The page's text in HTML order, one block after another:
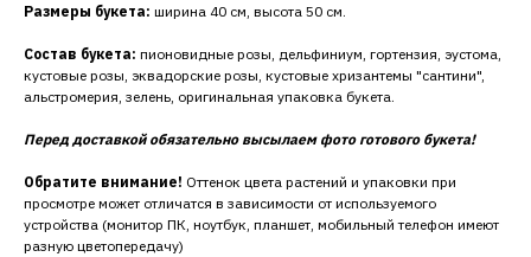
Размеры букета: ширина 40 см, высота 50 см.
Состав букета: пионовидные розы, дельфиниум, гортензия, эустома,
кустовые розы, эквадорские розы, кустовые хризантемы "сантини",
альстромерия, зелень, оригинальная упаковка букета.
Перед доставкой обязательно высылаем фото готового букета!
Обратите внимание! Оттенок цвета растений и упаковки при
просмотре может отличатся в зависимости от используемого
устройства (монитор ПК, ноутбук, планшет, мобильный телефон имеют
разную цветопередачу)